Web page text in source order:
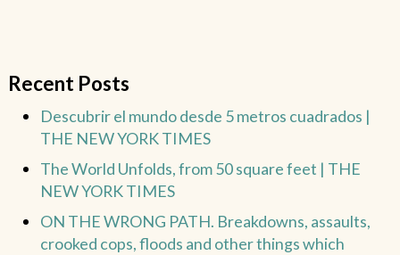
Recent Posts
Descubrir el mundo desde 5 metros cuadrados |
THE NEW YORK TIMES
The World Unfolds, from 50 square feet | THE
NEW YORK TIMES
ON THE WRONG PATH. Breakdowns, assaults,
crooked cops, floods and other things which